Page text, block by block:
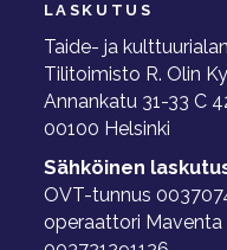
LASKUTUS
Taide- ja
Tilitoimisto R. Olin
Annankatu 31-33 C
00100 Helsinki
Sähköinen
OVT-tunnus
operaattori Maventa